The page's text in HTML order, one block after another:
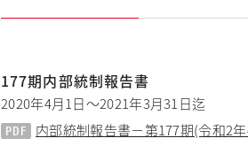
177期内部統制報告書
2020年4月1日～2021年3月31日迄
内部統制報告書－第177期(令和2